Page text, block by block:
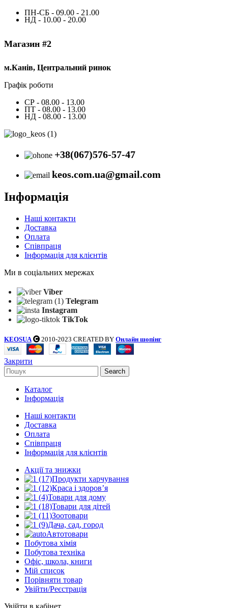
ПН-СБ - 09.00 - 21.00
НД - 10.00 - 20.00
Магазин #2
м.Канів, Центральний ринок
Графік роботи
СР - 08.00 - 13.00
ПТ - 08.00 - 13.00
НД - 08.00 - 13.00
+38(067)576-57-47
keos.com.ua@gmail.com
Інформація
Наші контакти
Доставка
Оплата
Співпраця
Інформація для клієнтів
Ми в соціальних мережах
Viber
Telegram
Instagram
TikTok
KEOSUA 2010-2023 CREATED BY Онлайн шопінг
Закрити
Search
Каталог
Інформація
Наші контакти
Доставка
Оплата
Співпраця
Інформація для клієнтів
Акції та знижки
Продукти харчування
Краса і здоров’я
Товари для дому
Товари для дітей
Зоотовари
Дача, сад, город
Автотовари
Побутова хімія
Побутова техніка
Офіс, школа, книги
Мій список
Порівняти товар
Увійти/Реєстрація